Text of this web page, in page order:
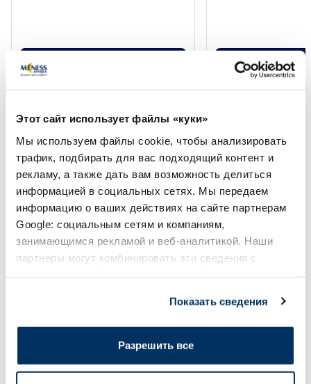
Этот сайт использует файлы «куки»
Мы используем файлы cookie, чтобы анализировать
трафик, подбирать для вас подходящий контент и
рекламу, а также дать вам возможность делиться
информацией в социальных сетях. Мы передаем
информацию о ваших действиях на сайте партнерам
Google: социальным сетям и компаниям,
занимающимся рекламой и веб-аналитикой. Наши
партнеры могут комбинировать эти сведения с
Показать сведения
Разрешить все
В
Солнечная защита летом ☀️
Более...
-60% -60%
мл